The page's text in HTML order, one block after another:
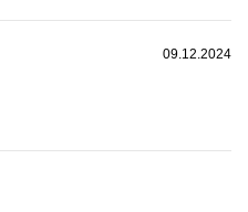
09.12.2024